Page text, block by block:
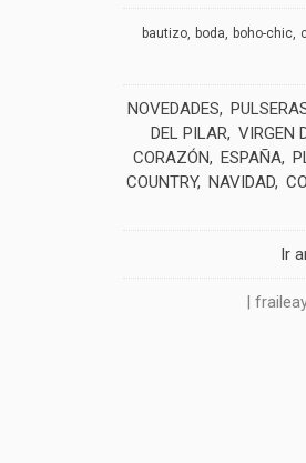
bautizo boda boho-chic
NOVEDADES
DEL PILAR VIRGEN
CORAZÓN
ESPAÑA
COUNTRY NAVIDAD
Ir
|